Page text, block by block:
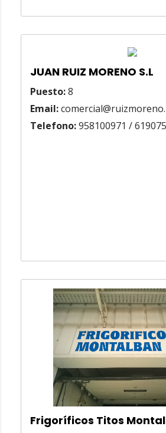
JUAN RUIZ MORENO S.L
Puesto:8
Email:
Telefono:958100971 /
Frigoríficos Titos